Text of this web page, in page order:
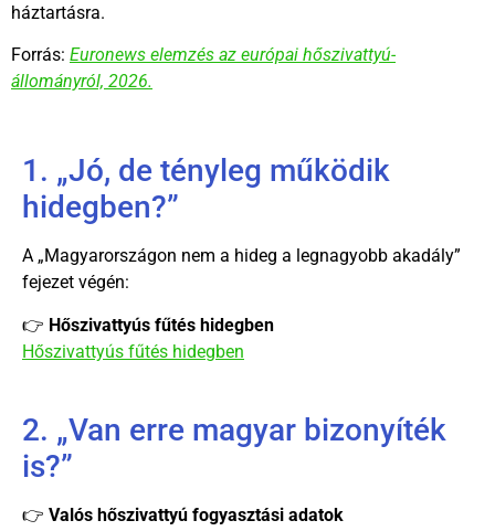
háztartásra.
Forrás: Euronews elemzés az európai hőszivattyú-
állományról, 2026.
1. „Jó, de tényleg működik
hidegben?”
A „Magyarországon nem a hideg a legnagyobb akadály”
fejezet végén:
👉 Hőszivattyús fűtés hidegben
Hőszivattyús fűtés hidegben
2. „Van erre magyar bizonyíték
is?”
👉 Valós hőszivattyú fogyasztási adatok